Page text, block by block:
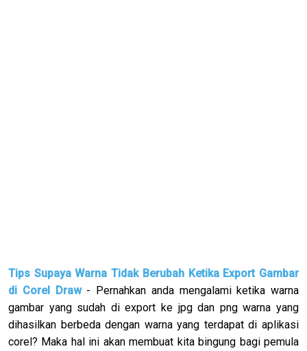
Tips Supaya Warna Tidak Berubah Ketika Export Gambar
di Corel Draw- Pernahkan anda mengalami ketika warna
gambar yang sudah di export ke jpg dan png warna yang
dihasilkan berbeda dengan warna yang terdapat di aplikasi
corel? Maka hal ini akan membuat kita bingung bagi pemula